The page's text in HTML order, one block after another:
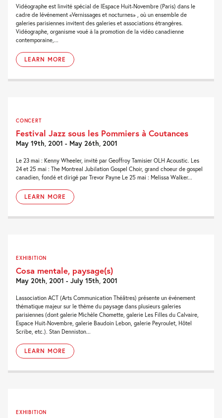
Vidéographe est linvité spécial de lEspace Huit-Novembre (Paris) dans le
cadre de lévénement «Vernissages et nocturnes» , où un ensemble de
galeries parisiennes invitent des galeries et associations étrangères.
Vidéographe, organisme voué à la promotion de la vidéo canadienne
contemporaine,...
LEARN MORE
CONCERT
Festival Jazz sous les Pommiers à Coutances
May 19th, 2001 - May 26th, 2001
Le 23 mai : Kenny Wheeler, invité par Geoffroy Tamisier OLH Acoustic. Les
24 et 25 mai : The Montreal Jubilation Gospel Choir, grand choeur de gospel
canadien, fondé et dirigé par Trevor Payne Le 25 mai : Melissa Walker...
LEARN MORE
EXHIBITION
Cosa mentale, paysage(s)
May 20th, 2001 - July 15th, 2001
Lassociation ACT (Arts Communication Théâtres) présente un événement
thématique majeur sur le thème du paysage dans plusieurs galeries
parisiennes (dont galerie Michèle Chomette, galerie Les Filles du Calvaire,
Espace Huit-Novembre, galerie Baudoin Lebon, galerie Peyroulet, Hôtel
Scribe, etc.). Stan Denniston...
LEARN MORE
EXHIBITION